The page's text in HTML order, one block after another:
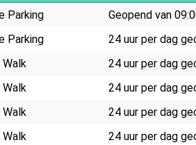
Parking
Geopend van
Parking
24 uur per dag
Walk
24 uur per dag
Walk
24 uur per dag
Walk
24 uur per dag
Walk
24 uur per dag